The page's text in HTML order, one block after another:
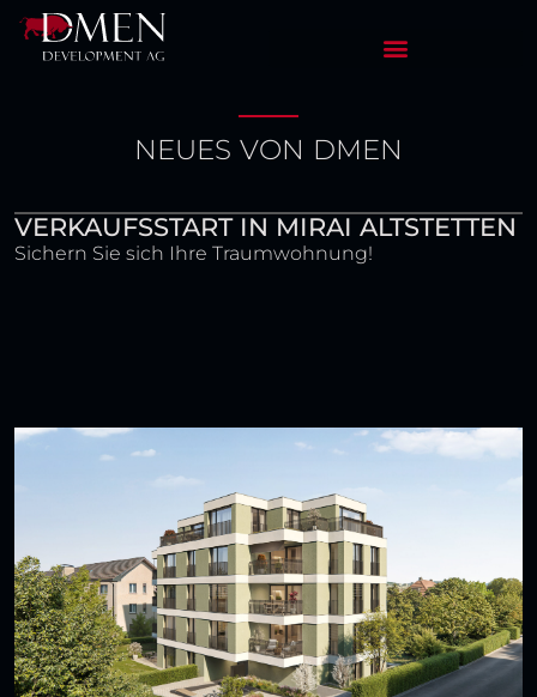
NEUES VON DMEN
VERKAUFSSTART IN MIRAI ALTSTETTEN
Sichern Sie sich Ihre Traumwohnung!